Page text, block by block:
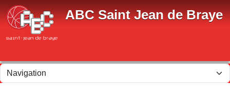
ABC Saint Jean de Braye
Panneau de gestion des cookies